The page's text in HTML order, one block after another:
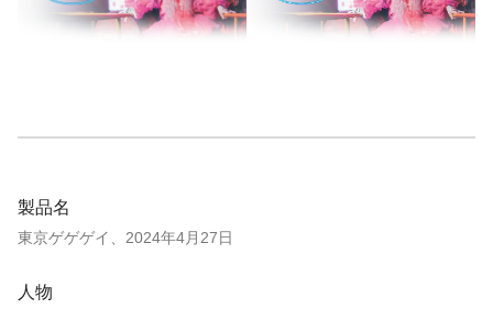
製品名
東京ゲゲゲイ、2024年4月27日
人物